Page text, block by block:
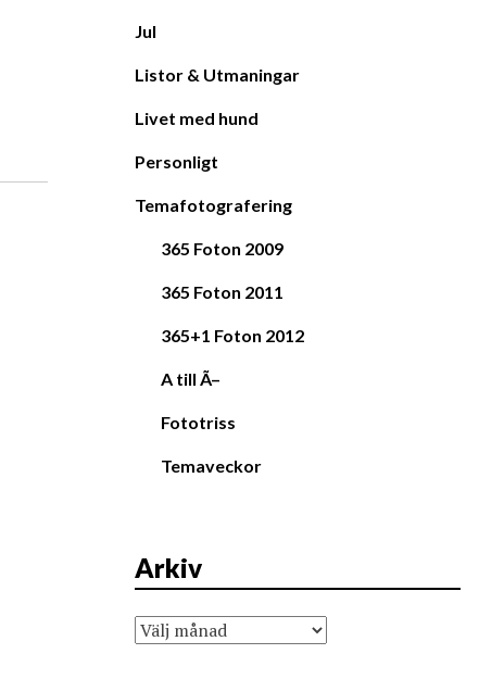
Jul
Listor & Utmaningar
Livet med hund
Personligt
Temafotografering
365 Foton 2009
365 Foton 2011
365+1 Foton 2012
A till Ã–
Fototriss
Temaveckor
Arkiv
Arkiv